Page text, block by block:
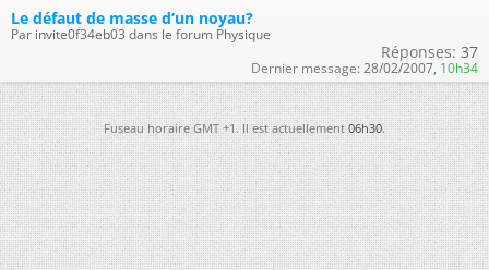
Le défaut de masse d’un noyau?
Par invite0f34eb03 dans le forum Physique
Réponses: 37
Dernier message: 28/02/2007, 10h34
Fuseau horaire GMT +1. Il est actuellement06h30.